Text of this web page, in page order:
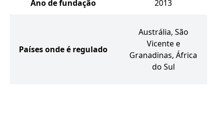
Ano de fundação 2013
Países onde é regulado
Austrália, São
Vicente e
Granadinas, África
do Sul